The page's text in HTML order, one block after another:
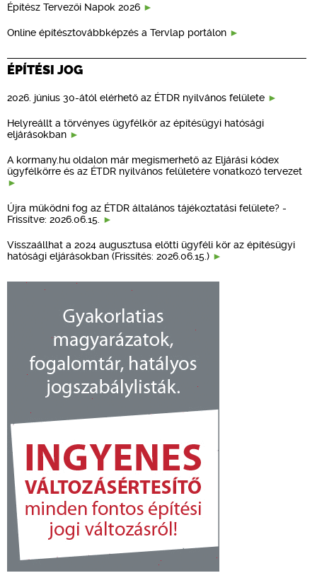
Építész Tervezői Napok 2026
Online építésztovábbképzés a Tervlap portálon
ÉPÍTÉSI JOG
2026. június 30-ától elérhető az ÉTDR nyilvános felülete
Helyreállt a törvényes ügyfélkör az építésügyi hatósági
eljárásokban
A kormany.hu oldalon már megismerhető az Eljárási kódex
ügyfélkörre és az ÉTDR nyilvános felületére vonatkozó tervezet
Újra működni fog az ÉTDR általános tájékoztatási felülete? -
Frissítve: 2026.06.15.
Visszaállhat a 2024 augusztusa előtti ügyféli kör az építésügyi
hatósági eljárásokban (Frissítés: 2026.06.15.)